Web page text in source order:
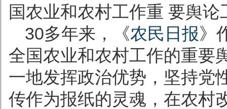
国农业和农村工作重 要舆论
30多年来，《农民日报》
全国农业和农村工作的重要
一地发挥政治优势，坚持党
传作为报纸的灵魂，在农村